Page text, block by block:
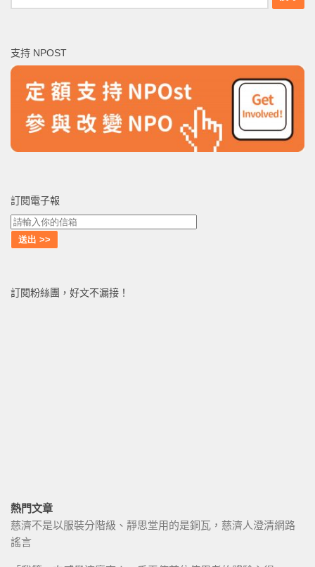
尋
字:
支持 NPOST
訂閱電子報
訂閱粉絲團，好文不漏接！
熱門文章
慈濟不是以服裝分階級、靜思堂用的是銅瓦，慈濟人澄清網路
謠言